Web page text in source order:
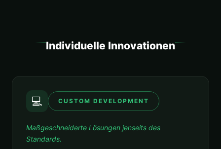
Individuelle Innovationen
💻 CUSTOM DEVELOPMENT
Maßgeschneiderte Lösungen jenseits des
Standards.